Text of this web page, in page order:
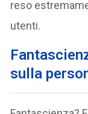
reso
utenti.
sulla